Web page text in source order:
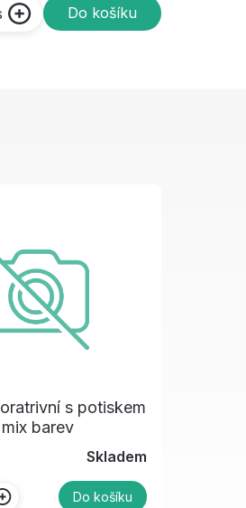
Do košíku
s potiskem
barev
Skladem
Do košíku